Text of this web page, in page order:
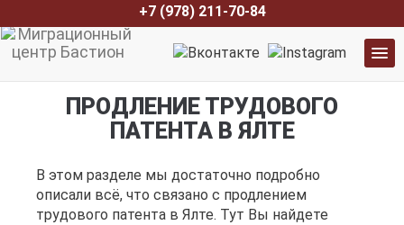
+7 (978) 211-70-84
ПРОДЛЕНИЕ ТРУДОВОГО
ПАТЕНТА В ЯЛТЕ
В этом разделе мы достаточно подробно
описали всё, что связано с продлением
трудового патента в Ялте. Тут Вы найдете